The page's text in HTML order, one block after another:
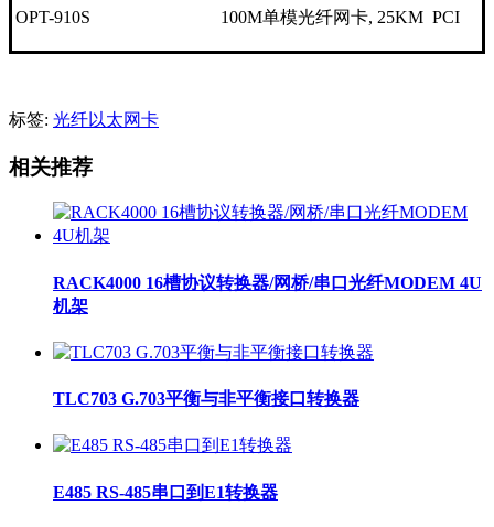
OPT-910S 100M单模光纤网卡, 25KM PCI
标签: 光纤以太网卡
相关推荐
RACK4000 16槽协议转换器/网桥/串口光纤MODEM 4U
机架
TLC703 G.703平衡与非平衡接口转换器
E485 RS-485串口到E1转换器